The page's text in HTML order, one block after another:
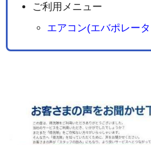
ご利用メニュー
エアコン(エバポレー